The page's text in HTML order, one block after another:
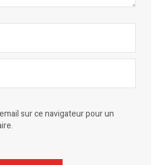
sur ce navigateur pour un